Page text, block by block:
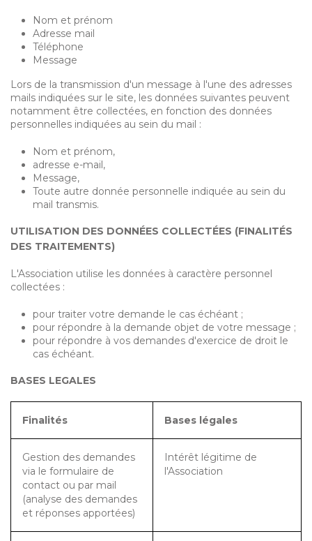
Nom et prénom
Adresse mail
Téléphone
Message
Lors de la transmission d'un message à l'une des adresses
mails indiquées sur le site, les données suivantes peuvent
notamment être collectées, en fonction des données
personnelles indiquées au sein du mail :
Nom et prénom,
adresse e-mail,
Message,
Toute autre donnée personnelle indiquée au sein du
mail transmis.
UTILISATION DES DONNÉES COLLECTÉES (FINALITÉS
DES TRAITEMENTS)
L'Association utilise les données à caractère personnel
collectées :
pour traiter votre demande le cas échéant ;
pour répondre à la demande objet de votre message ;
pour répondre à vos demandes d'exercice de droit le
cas échéant.
BASES LEGALES
Finalités Bases légales
Gestion des demandes
via le formulaire de
contact ou par mail
(analyse des demandes
et réponses apportées)
Intérêt légitime de
l'Association